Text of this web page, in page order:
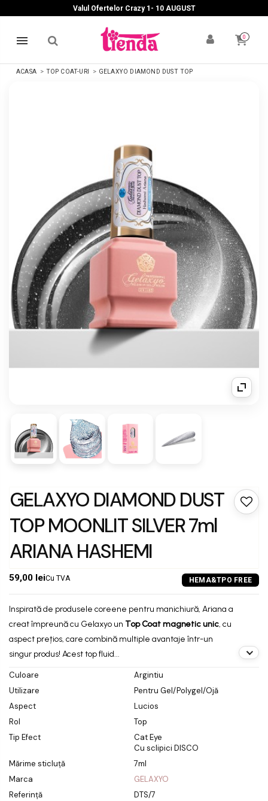
Valul Ofertelor Crazy 1- 10 AUGUST
0
ACASA TOP COAT-URI GELAXYO DIAMOND DUST TOP
GELAXYO DIAMOND DUST
TOP MOONLIT SILVER 7ml
ARIANA HASHEMI
59,00 leiCu TVA
Inspirată de produsele coreene pentru manichiură, Ariana a
creat împreună cu Gelaxyo un Top Coat magnetic unic, cu
aspect prețios, care combină multiple avantaje într-un
singur produs! Acest top fluid...
Culoare
Argintiu
Utilizare
Pentru Gel/Polygel/Ojă
Aspect
Lucios
Rol
Top
Tip Efect
Cat Eye
Cu sclipici DISCO
Mărime sticluță
7ml
Marca
GELAXYO
Referință
DTS/7